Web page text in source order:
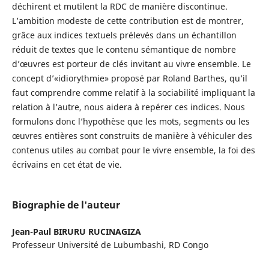
déchirent et mutilent la RDC de manière discontinue.
L’ambition modeste de cette contribution est de montrer,
grâce aux indices textuels prélevés dans un échantillon
réduit de textes que le contenu sémantique de nombre
d’œuvres est porteur de clés invitant au vivre ensemble. Le
concept d’«idiorythmie» proposé par Roland Barthes, qu’il
faut comprendre comme relatif à la sociabilité impliquant la
relation à l’autre, nous aidera à repérer ces indices. Nous
formulons donc l’hypothèse que les mots, segments ou les
œuvres entières sont construits de manière à véhiculer des
contenus utiles au combat pour le vivre ensemble, la foi des
écrivains en cet état de vie.
Biographie de l'auteur
Jean-Paul BIRURU RUCINAGIZA
Professeur Université de Lubumbashi, RD Congo